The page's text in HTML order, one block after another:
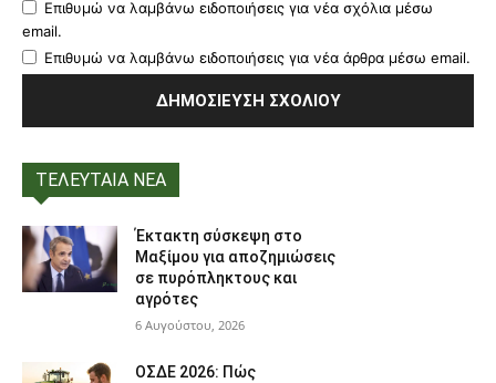
Επιθυμώ να λαμβάνω ειδοποιήσεις για νέα σχόλια μέσω
email.
Επιθυμώ να λαμβάνω ειδοποιήσεις για νέα άρθρα μέσω email.
ΤΕΛΕΥΤΑΙΑ ΝΕΑ
Έκτακτη σύσκεψη στο
Μαξίμου για αποζημιώσεις
σε πυρόπληκτους και
αγρότες
6 Αυγούστου, 2026
ΟΣΔΕ 2026: Πώς